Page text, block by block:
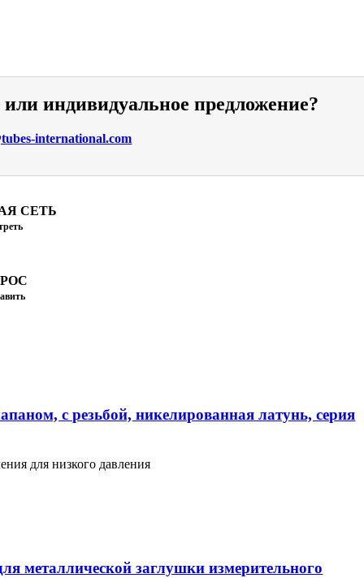
индивидуальное предложение?
international.com
СЕТЬ
с резьбой, никелированная латунь, серия
для низкого давления
металлической заглушки измерительного